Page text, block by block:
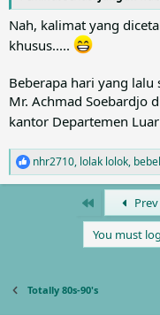
Nah, kalimat yang
khusus.....
Beberapa hari yang
Mr. Achmad Soebardjo
kantor Departemen
R
e
:
nhr2710, lolak lolok,
Prev
You must
Totally 80s-90's